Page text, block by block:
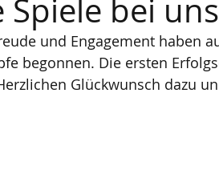
Spiele bei
und Engagement haben
begonnen. Die ersten
Glückwunsch dazu